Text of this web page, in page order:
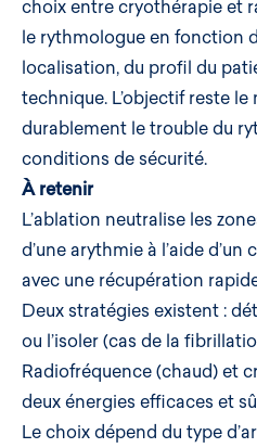
choix entre cryothérapie et
le rythmologue en fonction
localisation, du profil du
technique. L’objectif reste
durablement le trouble du
conditions de sécurité.
À retenir
L’ablation neutralise les
d’une arythmie à l’aide
avec une récupération
Deux stratégies existent :
ou l’isoler (cas de la
Radiofréquence (chaud) et
deux énergies efficaces et
Le choix dépend du type